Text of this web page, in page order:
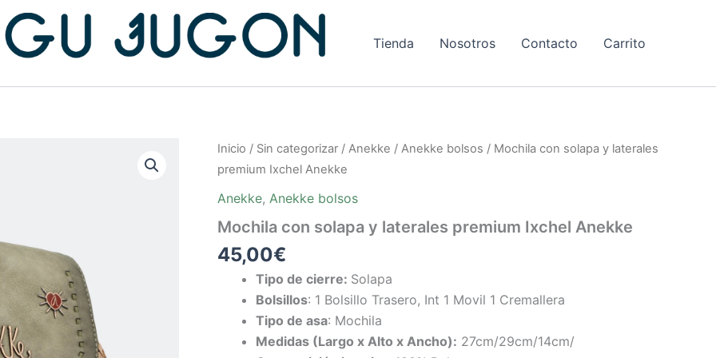
Tienda Nosotros Contacto Carrito
Inicio / Sin categorizar / Anekke / Anekke bolsos / Mochila con solapa y laterales
premium Ixchel Anekke
Anekke, Anekke bolsos
Mochila con solapa y laterales premium Ixchel Anekke
45,00€
Tipo de cierre: Solapa
Bolsillos: 1 Bolsillo Trasero, Int 1 Movil 1 Cremallera
Tipo de asa: Mochila
Medidas (Largo x Alto x Ancho): 27cm/29cm/14cm/